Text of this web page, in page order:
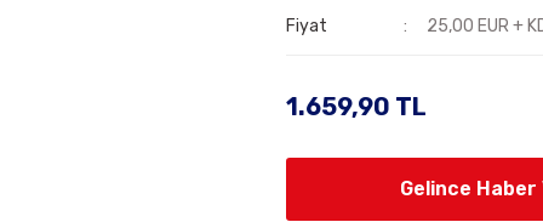
Fiyat 25,00 EUR +
1.659,90 TL
Gelince Haber